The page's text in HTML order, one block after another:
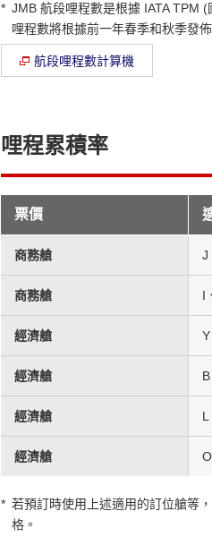
* JMB 航段哩程數是根據 IATA TPM
哩程數將根據前一年春季和秋季發
航段哩程數計算機
哩程累積率
票價
商務艙 J
商務艙 I
經濟艙 Y
經濟艙
經濟艙
經濟艙
* 若預訂時使用上述適用的訂位艙等
格。